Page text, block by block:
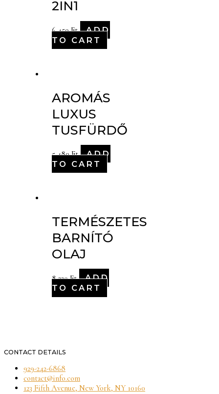
2IN1
6,450Ft
ADD
TO CART
AROMÁS
LUXUS
TUSFÜRDŐ
5,480Ft
ADD
TO CART
TERMÉSZETES
BARNÍTÓ
OLAJ
8,220Ft
ADD
TO CART
CONTACT DETAILS
929-242-6868
contact@info.com
123 Fifth Avenue, New York, NY 10160